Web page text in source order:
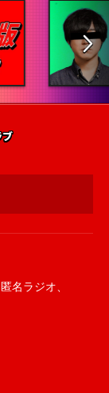
匿名ラジオ、